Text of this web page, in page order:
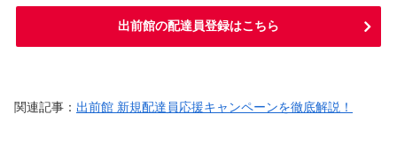
出前館の配達員登録はこちら
関連記事： 出前館 新規配達員応援キャンペーンを徹底解説！